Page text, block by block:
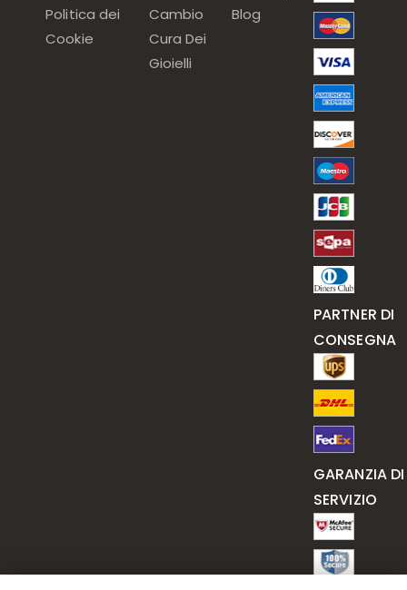
Politica dei
Cookie
Cambio
Cura Dei
Gioielli
Blog
PARTNER DI
CONSEGNA
GARANZIA DI
SERVIZIO